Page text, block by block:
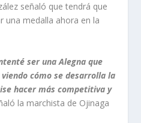
señaló que tendrá que
una medalla ahora en la
ser una Alegna que
cómo se desarrolla la
hacer más competitiva y
la marchista de Ojinaga